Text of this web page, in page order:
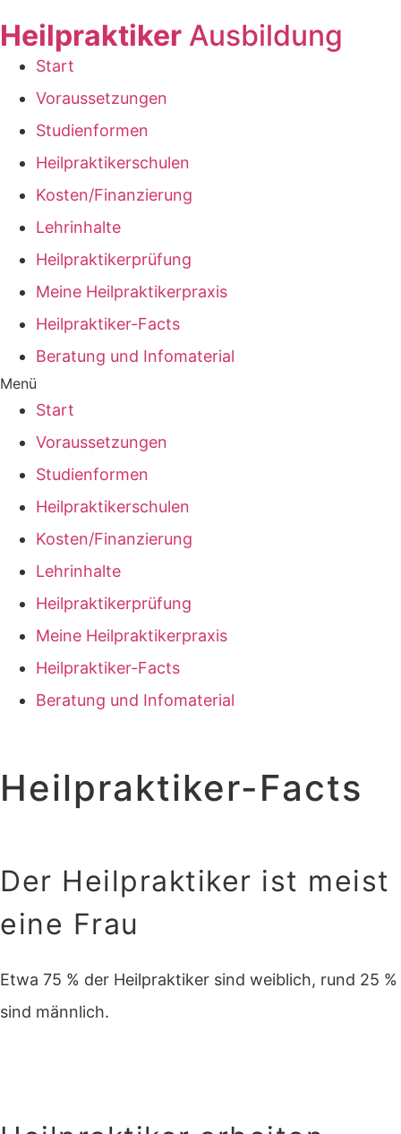
Inhalt
wechseln
Heilpraktiker Ausbildung
Start
Voraussetzungen
Studienformen
Heilpraktikerschulen
Kosten/Finanzierung
Lehrinhalte
Heilpraktikerprüfung
Meine Heilpraktikerpraxis
Heilpraktiker-Facts
Beratung und Infomaterial
Menü
Start
Voraussetzungen
Studienformen
Heilpraktikerschulen
Kosten/Finanzierung
Lehrinhalte
Heilpraktikerprüfung
Meine Heilpraktikerpraxis
Heilpraktiker-Facts
Beratung und Infomaterial
Heilpraktiker-Facts
Der Heilpraktiker ist meist
eine Frau
Etwa 75 % der Heilpraktiker sind weiblich, rund 25 %
sind männlich.